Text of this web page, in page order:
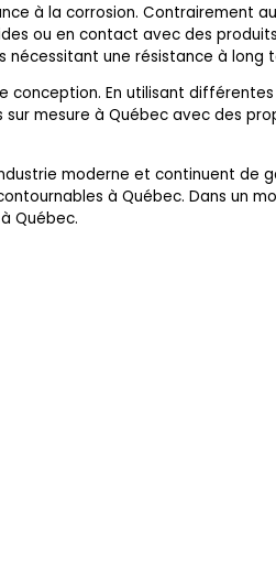
à la corrosion. Contrairement
ou en contact avec des
une résistance à long
En utilisant
mesure à Québec avec des
moderne et continuent de
à Québec. Dans un
Québec.